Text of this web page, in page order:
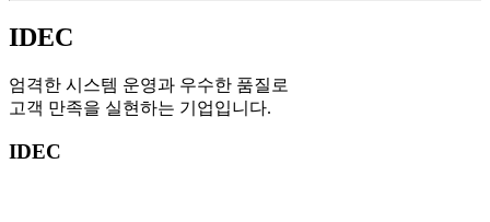
IDEC
엄격한 시스템 운영과 우수한 품질로
고객 만족을 실현하는 기업입니다.
IDEC